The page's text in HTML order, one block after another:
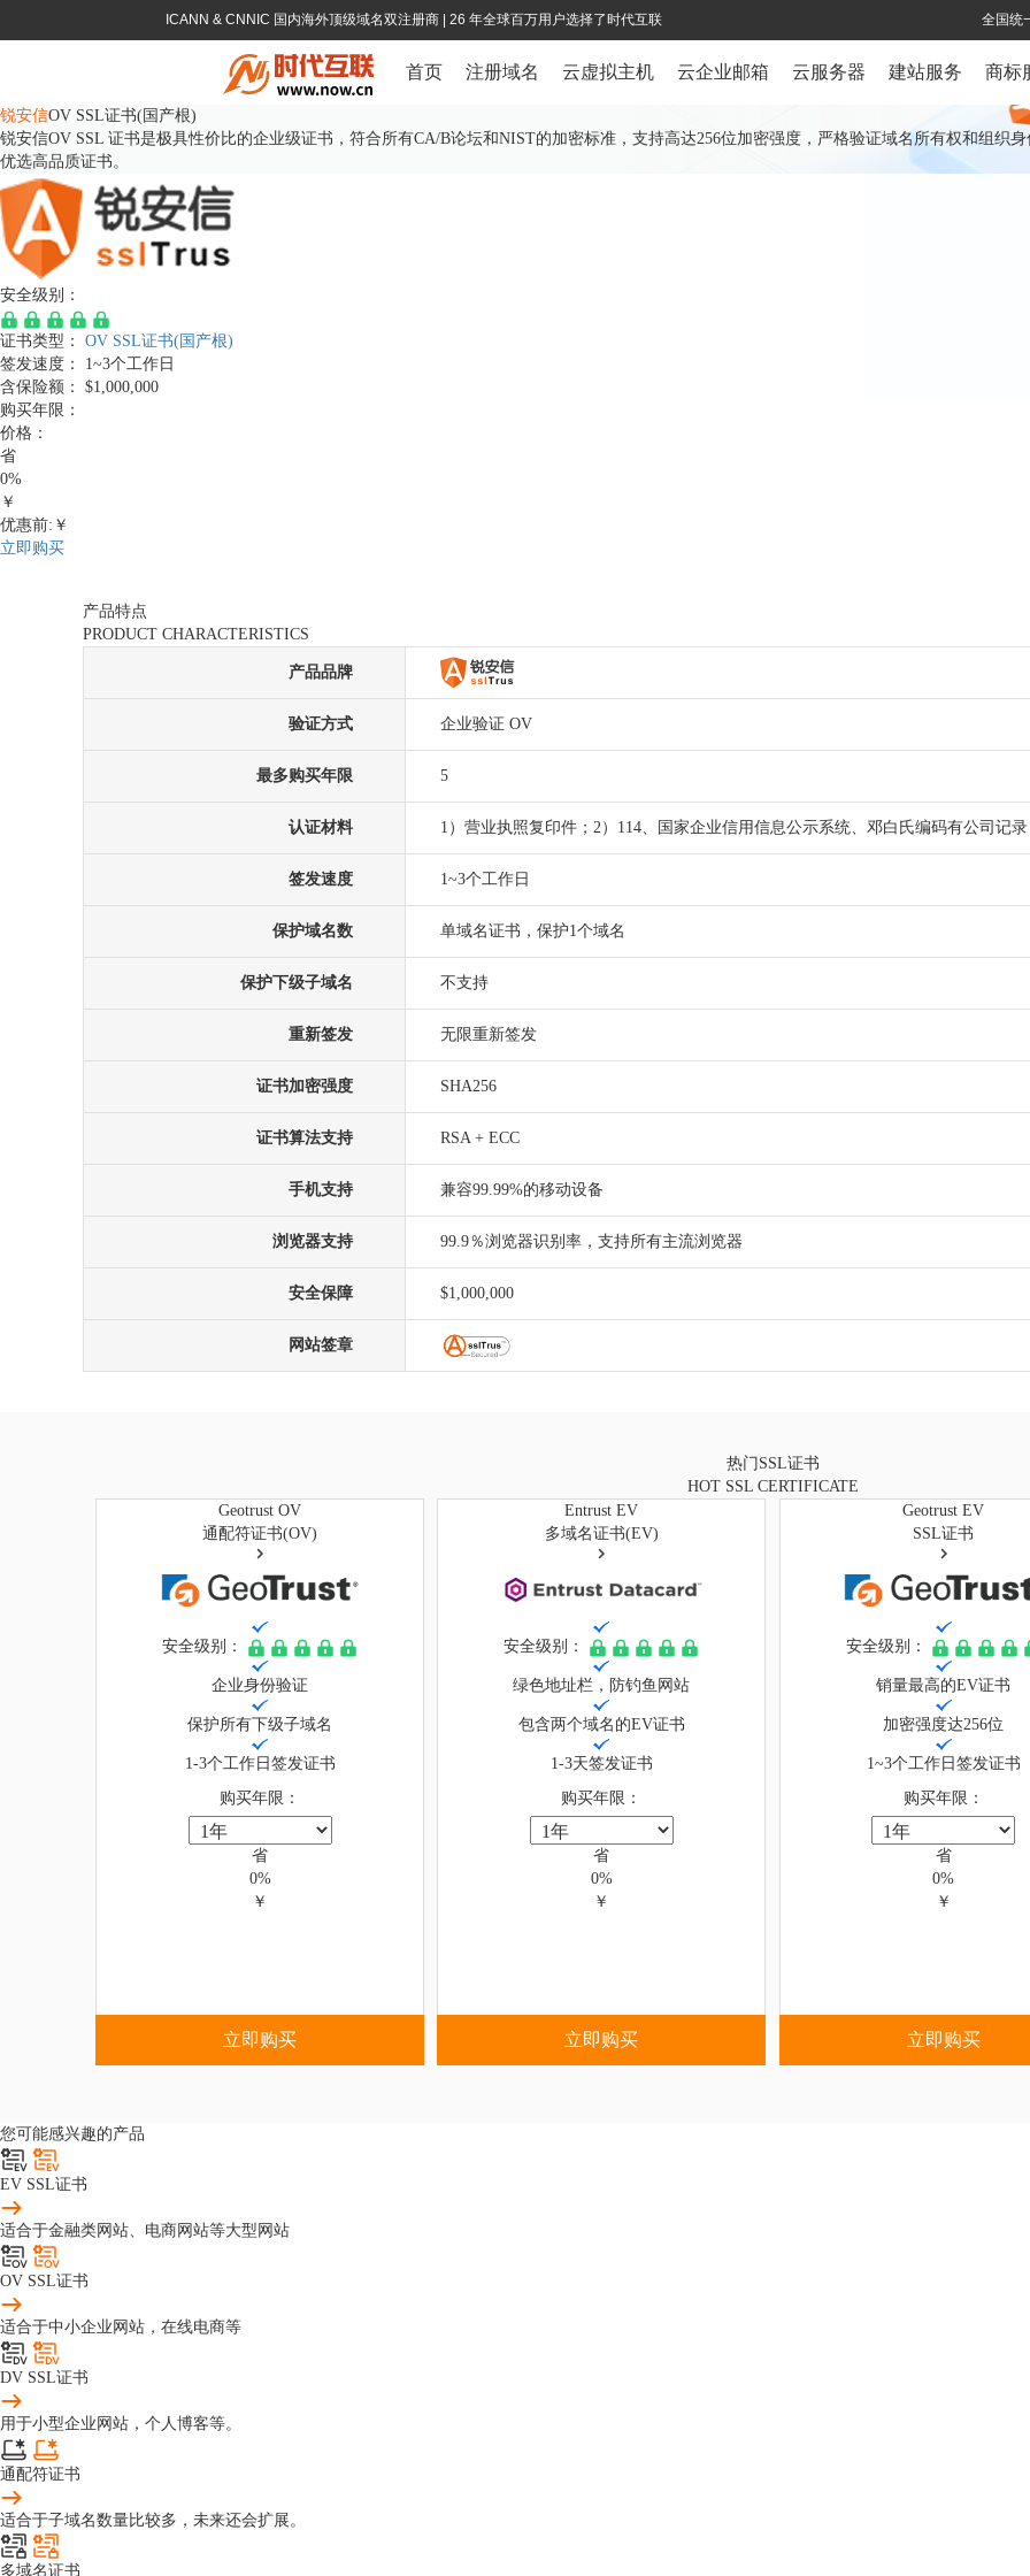
ICANN & CNNIC 国内海外顶级域名双注册商 | 26 年全球百万用户选择了时代互联 全国统
首页 注册域名 云虚拟主机 云企业邮箱 云服务器 建站服务 商标
锐安信OV SSL证书(国产根)
锐安信OV SSL 证书是极具性价比的企业级证书，符合所有CA/B论坛和NIST的加密标准，支持高达256位加密强度，严格验证域名所有权和组织
优选高品质证书。
安全级别：
证书类型：
OV SSL证书(国产根)
签发速度：
1~3个工作日
含保险额：
$1,000,000
购买年限：
价格：
省
0%
￥
优惠前:￥
立即购买
产品特点
PRODUCT CHARACTERISTICS
产品品牌
验证方式 企业验证 OV
最多购买年限 5
认证材料 1）营业执照复印件；2）114、国家企业信用信息公示系统、邓白氏编码有公司记录
签发速度 1~3个工作日
保护域名数 单域名证书，保护1个域名
保护下级子域名 不支持
重新签发 无限重新签发
证书加密强度 SHA256
证书算法支持 RSA + ECC
手机支持 兼容99.99%的移动设备
浏览器支持 99.9％浏览器识别率，支持所有主流浏览器
安全保障 $1,000,000
网站签章
热门SSL证书
HOT SSL CERTIFICATE
Geotrust OV
通配符证书(OV)
安全级别：
企业身份验证
保护所有下级子域名
1-3个工作日签发证书
购买年限：
省
0%
￥
立即购买
Entrust EV
多域名证书(EV)
安全级别：
绿色地址栏，防钓鱼网站
包含两个域名的EV证书
1-3天签发证书
购买年限：
省
0%
￥
立即购买
Geotrust EV
SSL证书
安全级别：
销量最高的EV证书
加密强度达256位
1~3个工作日签发证书
购买年限：
省
0%
￥
立即购买
您可能感兴趣的产品
EV SSL证书
适合于金融类网站、电商网站等大型网站
OV SSL证书
适合于中小企业网站，在线电商等
DV SSL证书
用于小型企业网站，个人博客等。
通配符证书
适合于子域名数量比较多，未来还会扩展。
多域名证书